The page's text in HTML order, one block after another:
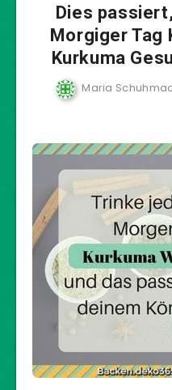
Dies
Morgiger Tag
Kurkuma
Maria